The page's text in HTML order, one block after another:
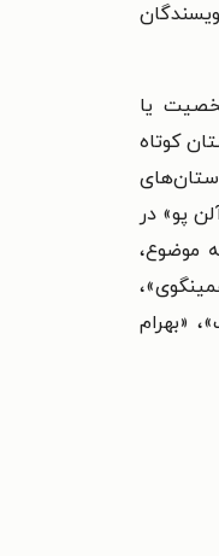
یا
کوتاه
پو» در
موضوع،
«بهرام